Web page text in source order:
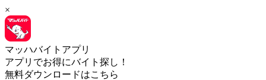
×
マッハバイトアプリ
アプリでお得にバイト探し！
無料ダウンロードはこちら